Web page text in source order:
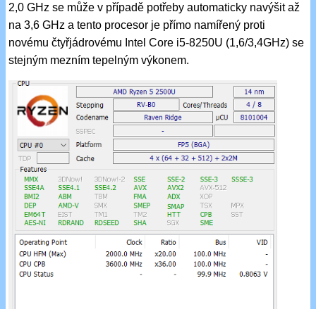
2,0 GHz se může v případě potřeby automaticky navýšit až
na 3,6 GHz a tento procesor je přímo namířený proti
novému čtyřjádrovému Intel Core i5-8250U (1,6/3,4GHz) se
stejným mezním tepelným výkonem.